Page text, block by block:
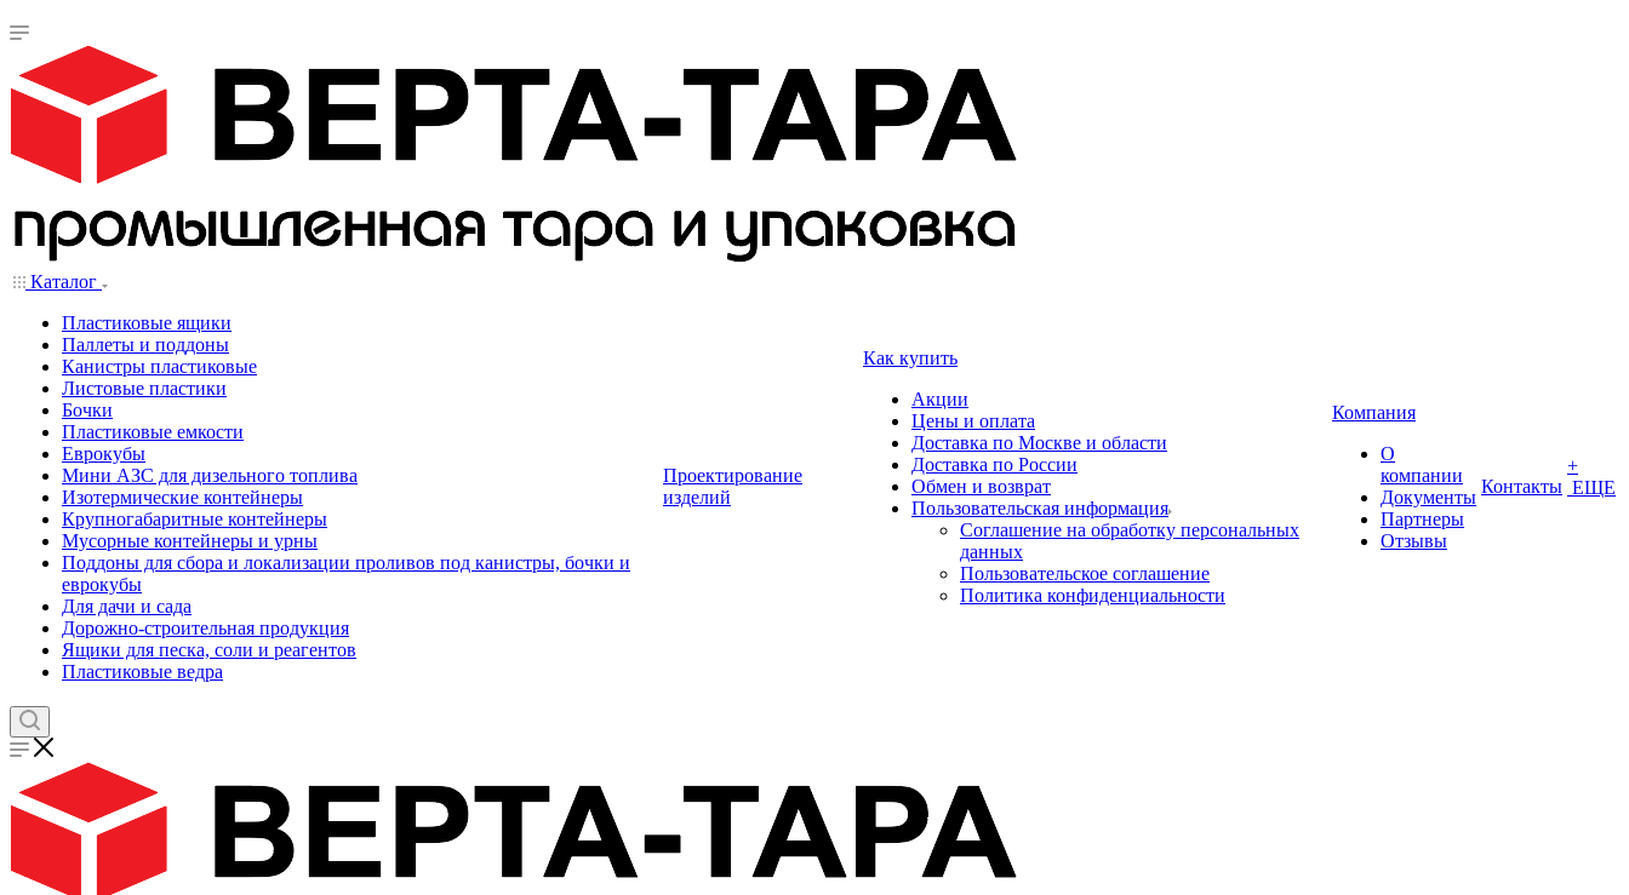
Каталог
Пластиковые ящики
Паллеты и поддоны
Канистры пластиковые
Листовые пластики
Бочки
Пластиковые емкости
Еврокубы
Мини АЗС для дизельного топлива
Изотермические контейнеры
Крупногабаритные контейнеры
Мусорные контейнеры и урны
Поддоны для сбора и локализации проливов под канистры, бочки и
еврокубы
Для дачи и сада
Дорожно-строительная продукция
Ящики для песка, соли и реагентов
Пластиковые ведра
Проектирование
изделий
Как купить
Акции
Цены и оплата
Доставка по Москве и области
Доставка по России
Обмен и возврат
Пользовательская информация
Соглашение на обработку персональных
данных
Пользовательское соглашение
Политика конфиденциальности
Компания
О
компании
Документы
Партнеры
Отзывы
Контакты
+
ЕЩЕ